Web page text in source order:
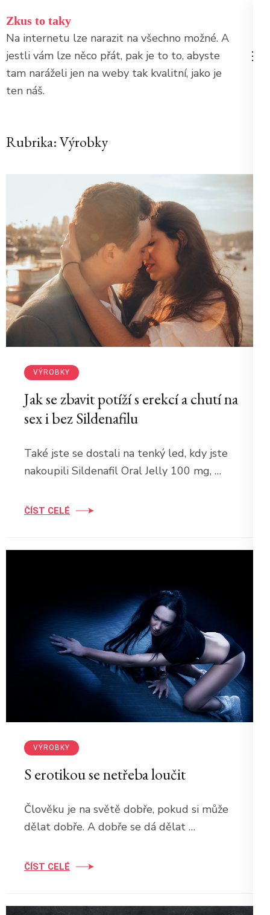
na
obsah
(stiskněte
Enter)
Zkus to taky
Na internetu lze narazit na všechno možné. A
jestli vám lze něco přát, pak je to to, abyste
tam naráželi jen na weby tak kvalitní, jako je
ten náš.
Rubrika:Výrobky
VÝROBKY
Jak se zbavit potíží s erekcí a chutí na
sex i bez Sildenafilu
Také jste se dostali na tenký led, kdy jste
nakoupili Sildenafil Oral Jelly 100 mg, …
ČÍST CELÉ
VÝROBKY
S erotikou se netřeba loučit
Člověku je na světě dobře, pokud si může
dělat dobře. A dobře se dá dělat …
ČÍST CELÉ